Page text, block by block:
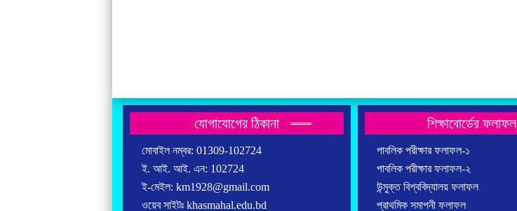
যোগাযোগের ঠিকানা
মোবাইল নম্বর: 01309-102724
ই. আই. আই. এন: 102724
ই-মেইল: km1928@gmail.com
ওয়েব সাইটঃ khasmahal.edu.bd
শিক্ষাবোর্ডের ফলাফল
পাবলিক পরীক্ষার ফলাফল-১
পাবলিক পরীক্ষার ফলাফল-২
উন্মুক্ত বিশ্ববিদ্যালয় ফলাফল
প্রাথমিক সমাপনী ফলাফল